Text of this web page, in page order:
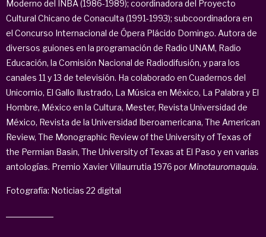
Moderno del INBA (1986-1989); coordinadora del Proyecto
Cultural Chicano de Conaculta (1991-1993); subcoordinadora en
el Concurso Internacional de Ópera Plácido Domingo. Autora de
diversos guiones en la programación de Radio UNAM, Radio
Educación, la Comisión Nacional de Radiodifusión, y para los
canales 11 y 13 de televisión. Ha colaborado en Cuadernos del
Unicornio, El Gallo Ilustrado, La Música en México, La Palabra y El
Hombre, México en la Cultura, Mester, Revista Universidad de
México, Revista de la Universidad Iberoamericana, The American
Review, The Monographic Review of the University of Texas of
the Permian Basin, The University of Texas at El Paso y en varias
antologías. Premio Xavier Villaurrutia 1976 por Minotauromaquia.
Fotografía: Noticias 22 digital